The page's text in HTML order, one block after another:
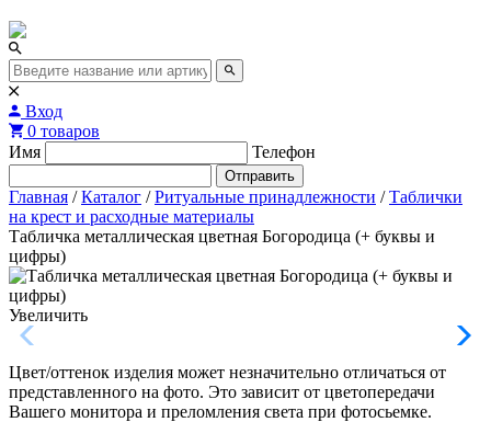
Вход
0 товаров
Имя
Телефон
Отправить
Главная / Каталог / Ритуальные принадлежности / Таблички
на крест и расходные материалы
Табличка металлическая цветная Богородица (+ буквы и
цифры)
Увеличить
Цвет/оттенок изделия может незначительно отличаться от
представленного на фото. Это зависит от цветопередачи
Вашего монитора и преломления света при фотосьемке.